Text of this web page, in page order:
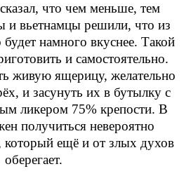
что чем меньше, тем
и вьетнамцы решили, что из
намного вкуснее. Такой
и самостоятельно.
живую ящерицу, желательно
и засунуть их в бутылку с
ликером 75% крепости. В
получиться невероятно
который ещё и от злых духов
оберегает.